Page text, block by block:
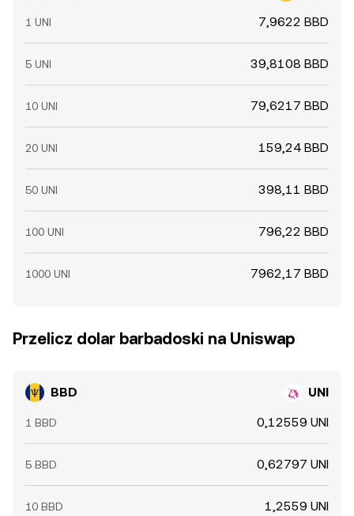
1 UNI 7,9622 BBD
5 UNI 39,8108 BBD
10 UNI 79,6217 BBD
20 UNI 159,24 BBD
50 UNI 398,11 BBD
100 UNI 796,22 BBD
1000 UNI 7962,17 BBD
Przelicz dolar barbadoski na Uniswap
BBD UNI
1 BBD 0,12559 UNI
5 BBD 0,62797 UNI
10 BBD 1,2559 UNI